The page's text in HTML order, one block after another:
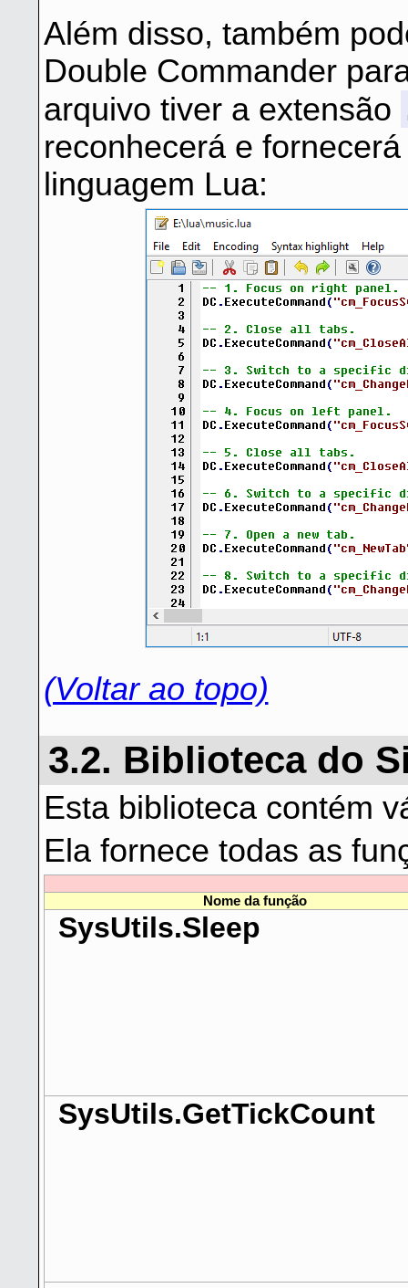
Além disso, também
Double Commander
arquivo tiver a extensão
reconhecerá e
linguagem Lua:
(Voltar ao topo)
3.2. Biblioteca do
Esta biblioteca contém
Ela fornece todas as
Nome da função
SysUtils.Sleep
SysUtils.GetTickCount